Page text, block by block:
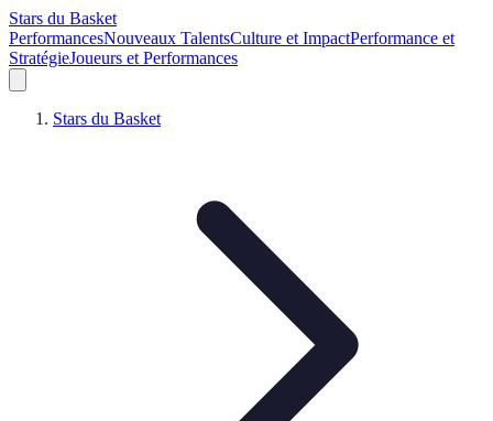
Stars du Basket
PerformancesNouveaux TalentsCulture et ImpactPerformance et
StratégieJoueurs et Performances
Stars du Basket